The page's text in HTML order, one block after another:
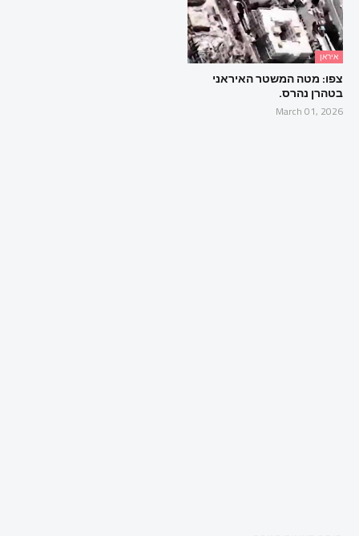
איראן
צפו: מטה המשטר האיראני
בטהרן נהרס.
March 01, 2026